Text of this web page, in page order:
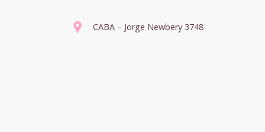
CABA – Jorge Newbery 3748